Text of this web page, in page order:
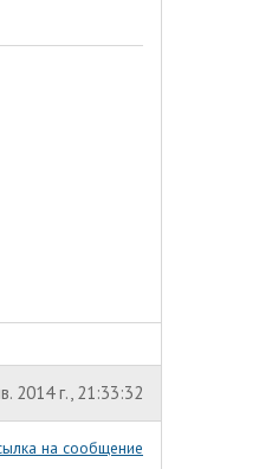
2014 г., 21:33:32
на сообщение